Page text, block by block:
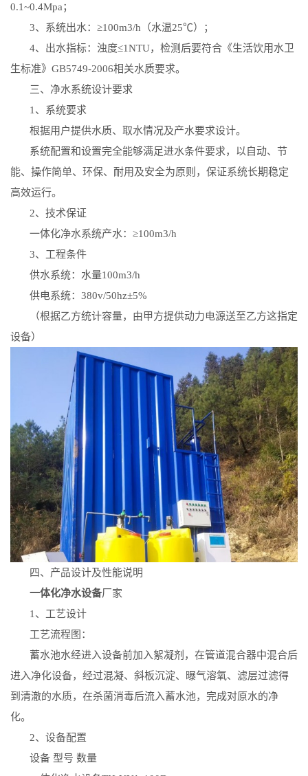
0.1~0.4Mpa；
3、系统出水：≥100m3/h （水温25℃）；
4、出水指标：浊度≤1NTU，检测后要符合《生活饮用水卫
生标准》 GB5749-2006相关水质要求。
三、净水系统设计要求
1 、系统要求
根据用户提供水质、取水情况及产水要求设计。
系统配置和设置完全能够满足进水条件要求，以自动、节
能、操作简单、环保、耐用及安全为原则，保证系统长期稳定
高效运行。
2、技术保证
一体化净水系统产水： ≥100m3/h
3、工程条件
供水系统：水量100m3/h
供电系统： 380v/50hz±5%
（根据乙方统计容量，由甲方提供动力电源送至乙方这指定
设备）
四、产品设计及性能说明
一体化净水设备厂家
1、工艺设计
工艺流程图：
蓄水池水经进入设备前加入絮凝剂，在管道混合器中混合后
进入净化设备，经过混凝、斜板沉淀、曝气溶氧、滤层过滤得
到清澈的水质，在杀菌消毒后流入蓄水池，完成对原水的净
化。
2、设备配置
设备 型号 数量